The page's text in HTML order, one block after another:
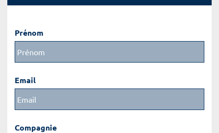
Prénom
Email
Compagnie